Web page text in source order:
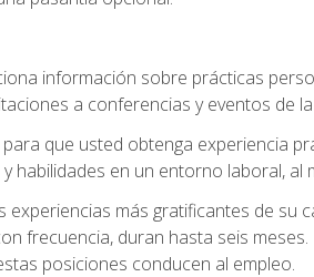
información sobre prácticas
a conferencias y eventos de
que usted obtenga experiencia
habilidades en un entorno laboral,
experiencias más gratificantes de
frecuencia, duran hasta seis
posiciones conducen al empleo.